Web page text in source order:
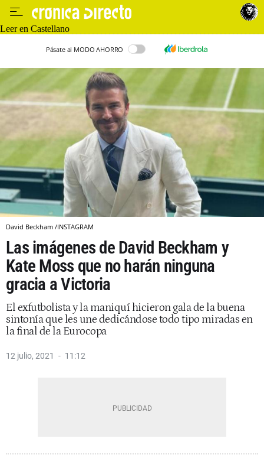
Leer en Castellano
Pásate al MODO AHORRO
David Beckham /INSTAGRAM
Las imágenes de David Beckham y
Kate Moss que no harán ninguna
gracia a Victoria
El exfutbolista y la maniquí hicieron gala de la buena
sintonía que les une dedicándose todo tipo miradas en
la final de la Eurocopa
12 julio, 2021 11:12